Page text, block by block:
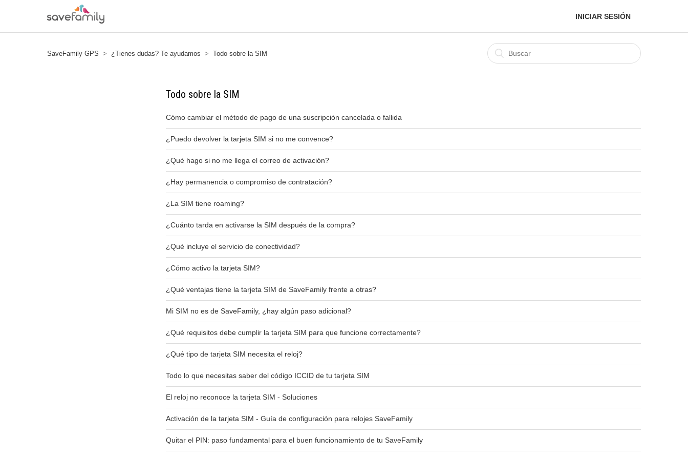
INICIAR SESIÓN
SaveFamily GPS ¿Tienes dudas? Te ayudamos Todo sobre la SIM
Todo sobre la SIM
Cómo cambiar el método de pago de una suscripción cancelada o fallida
¿Puedo devolver la tarjeta SIM si no me convence?
¿Qué hago si no me llega el correo de activación?
¿Hay permanencia o compromiso de contratación?
¿La SIM tiene roaming?
¿Cuánto tarda en activarse la SIM después de la compra?
¿Qué incluye el servicio de conectividad?
¿Cómo activo la tarjeta SIM?
¿Qué ventajas tiene la tarjeta SIM de SaveFamily frente a otras?
Mi SIM no es de SaveFamily, ¿hay algún paso adicional?
¿Qué requisitos debe cumplir la tarjeta SIM para que funcione correctamente?
¿Qué tipo de tarjeta SIM necesita el reloj?
Todo lo que necesitas saber del código ICCID de tu tarjeta SIM
El reloj no reconoce la tarjeta SIM - Soluciones
Activación de la tarjeta SIM - Guía de configuración para relojes SaveFamily
Quitar el PIN: paso fundamental para el buen funcionamiento de tu SaveFamily